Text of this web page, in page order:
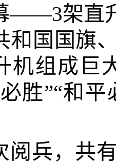
——3架直
和国国旗
机组成巨
胜”“和
阅兵，共